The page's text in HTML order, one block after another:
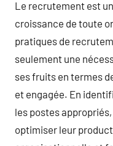
Le recrutement est
croissance de toute
pratiques de
seulement une
ses fruits en termes
et engagée. En
les postes
optimiser leur